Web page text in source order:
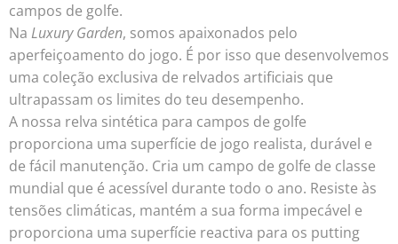
campos de golfe.
Na Luxury Garden, somos apaixonados pelo
aperfeiçoamento do jogo. É por isso que desenvolvemos
uma coleção exclusiva de relvados artificiais que
ultrapassam os limites do teu desempenho.
A nossa relva sintética para campos de golfe
proporciona uma superfície de jogo realista, durável e
de fácil manutenção. Cria um campo de golfe de classe
mundial que é acessível durante todo o ano. Resiste às
tensões climáticas, mantém a sua forma impecável e
proporciona uma superfície reactiva para os putting